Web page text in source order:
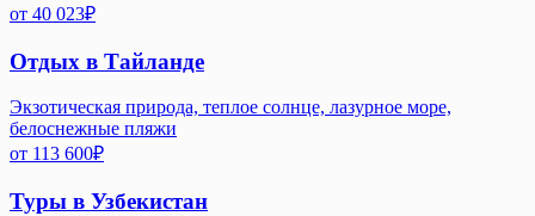
от 40 023₽
Отдых в Тайланде
Экзотическая природа, теплое солнце, лазурное море,
белоснежные пляжи
от 113 600₽
Туры в Узбекистан